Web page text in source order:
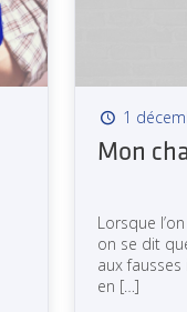
1
Mon
Lorsque
on se dit
aux
en […]